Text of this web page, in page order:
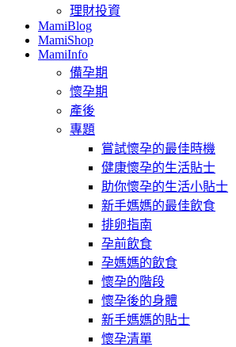
理財投資
MamiBlog
MamiShop
MamiInfo
備孕期
懷孕期
產後
專題
嘗試懷孕的最佳時機
健康懷孕的生活貼士
助你懷孕的生活小貼士
新手媽媽的最佳飲食
排卵指南
孕前飲食
孕媽媽的飲食
懷孕的階段
懷孕後的身體
新手媽媽的貼士
懷孕清單